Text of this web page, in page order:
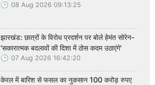
08 Aug 2026 09:13:25
झारखंड: छात्रों के विरोध प्रदर्शन पर बोले हेमंत सोरेन-
'सकारात्मक बदलावों की दिशा में ठोस कदम उठाएंगे'
07 Aug 2026 16:42:20
केरल में बारिश से फसल का नुकसान 100 करोड़ रुपए